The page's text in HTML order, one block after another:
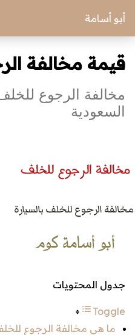
أبو أسامة
قيمة مخالفة
مخالفة الرجوع
السعودية
جدول المحتويات
Toggle
ما هي مخالفة الرجوع